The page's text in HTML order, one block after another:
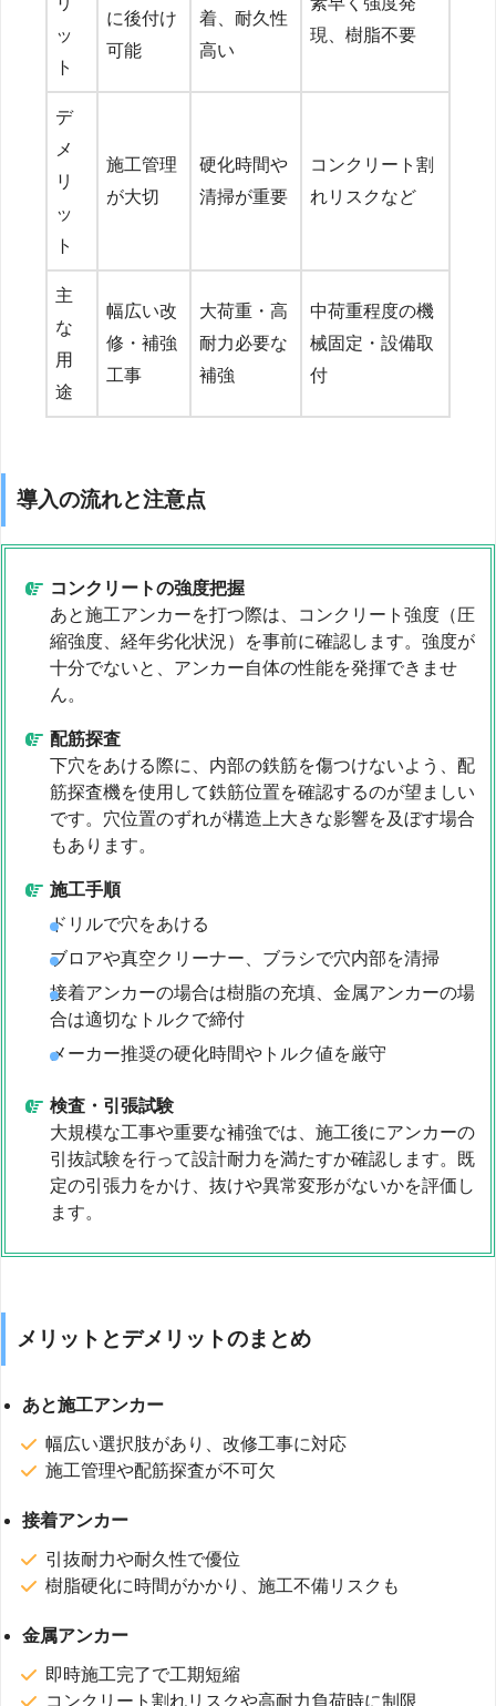
ッ
ト
に後付け
可能
着、耐久性
高い
現、樹脂不要
デ
メ
リ
ッ
ト
施工管理
が大切
硬化時間や
清掃が重要
コンクリート割
れリスクなど
主
な
用
途
幅広い改
修・補強
工事
大荷重・高
耐力必要な
補強
中荷重程度の機
械固定・設備取
付
導入の流れと注意点
コンクリートの強度把握
あと施工アンカーを打つ際は、コンクリート強度（圧
縮強度、経年劣化状況）を事前に確認します。強度が
十分でないと、アンカー自体の性能を発揮できませ
ん。
配筋探査
下穴をあける際に、内部の鉄筋を傷つけないよう、配
筋探査機を使用して鉄筋位置を確認するのが望ましい
です。穴位置のずれが構造上大きな影響を及ぼす場合
もあります。
施工手順
ドリルで穴をあける
ブロアや真空クリーナー、ブラシで穴内部を清掃
接着アンカーの場合は樹脂の充填、金属アンカーの場
合は適切なトルクで締付
メーカー推奨の硬化時間やトルク値を厳守
検査・引張試験
大規模な工事や重要な補強では、施工後にアンカーの
引抜試験を行って設計耐力を満たすか確認します。既
定の引張力をかけ、抜けや異常変形がないかを評価し
ます。
メリットとデメリットのまとめ
あと施工アンカー
幅広い選択肢があり、改修工事に対応
施工管理や配筋探査が不可欠
接着アンカー
引抜耐力や耐久性で優位
樹脂硬化に時間がかかり、施工不備リスクも
金属アンカー
即時施工完了で工期短縮
コンクリート割れリスクや高耐力負荷時に制限